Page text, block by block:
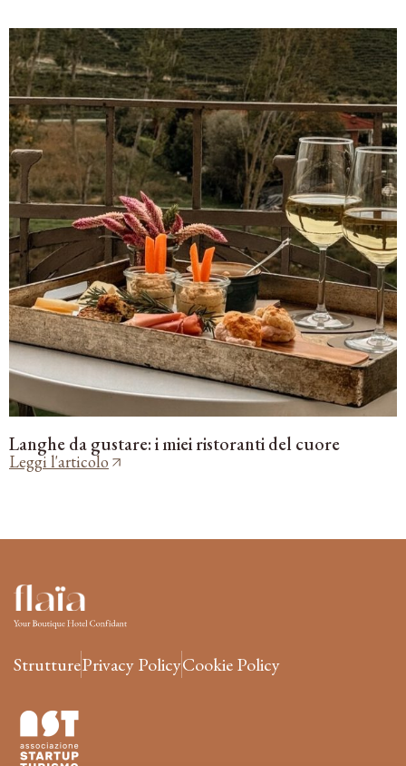
Langhe da gustare: i miei ristoranti del cuore
Leggi l'articolo
StrutturePrivacy PolicyCookie Policy